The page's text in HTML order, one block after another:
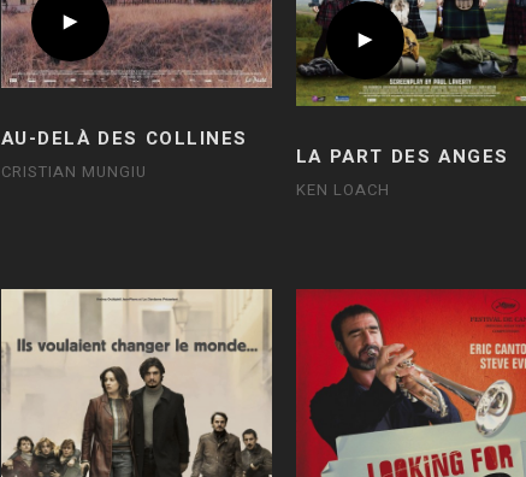
AU-DELÀ DES COLLINES
CRISTIAN MUNGIU
LA PART DES ANGES
KEN LOACH